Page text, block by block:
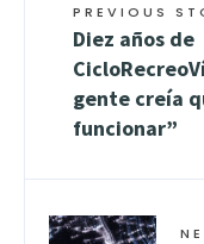
PREVIOUS
Diez años de
gente creía
funcionar”